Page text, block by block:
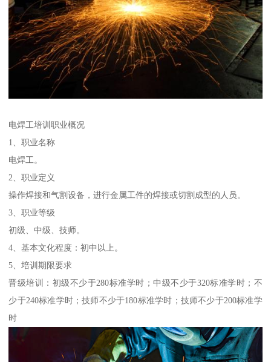
电焊工培训职业概况
1、职业名称
电焊工。
2、职业定义
操作焊接和气割设备，进行金属工件的焊接或切割成型的人员。
3、职业等级
初级、中级、技师。
4、基本文化程度：初中以上。
5、培训期限要求
晋级培训：初级不少于280标准学时；中级不少于320标准学时；不
少于240标准学时；技师不少于180标准学时；技师不少于200标准学
时